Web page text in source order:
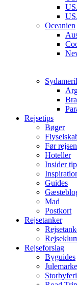
Oceanien
Rejsetips
Bøger
Før rejsen
Hoteller
Insider
Guides
Mad
Postkort
Rejsetanker
Rejseforslag
Byguides